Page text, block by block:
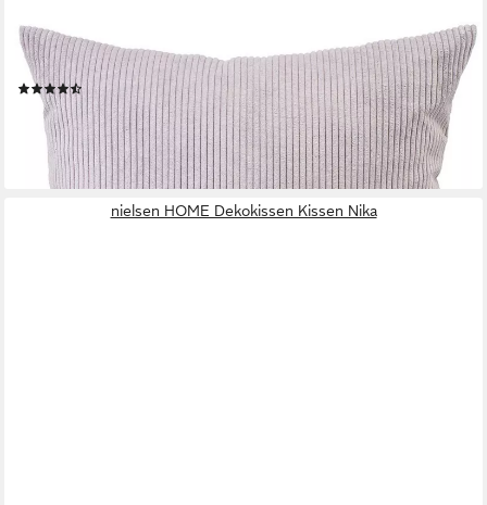
GÖZZE
Dekokissen Capri Cord
(18)
ab 13,95 €
lieferbar - in 6-8 Werktagen bei dir
+10
nielsen HOME Dekokissen Kissen Nika